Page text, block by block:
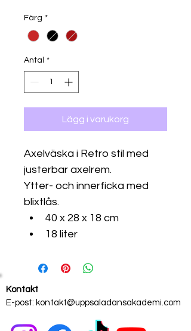
Färg *
Antal *
Lägg i varukorg
Axelväska i Retro stil med
justerbar axelrem.
Ytter- och innerficka med
blixtlås.
40 x 28 x 18 cm
18 liter
Kontakt
E-post: kontakt@uppsaladansakademi.com